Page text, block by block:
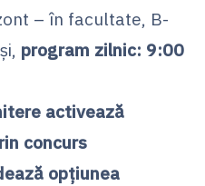
– în facultate, B-
program zilnic: 9:00
activează
concurs
opțiunea